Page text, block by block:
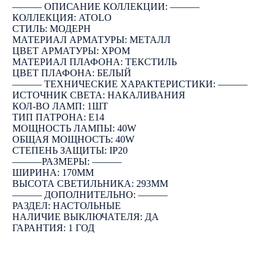
――― ОПИСАНИЕ КОЛЛЕКЦИИ: ―――
КОЛЛЕКЦИЯ: ATOLO
СТИЛЬ: МОДЕРН
МАТЕРИАЛ АРМАТУРЫ: МЕТАЛЛ
ЦВЕТ АРМАТУРЫ: ХРОМ
МАТЕРИАЛ ПЛАФОНА: ТЕКСТИЛЬ
ЦВЕТ ПЛАФОНА: БЕЛЫЙ
――― ТЕХНИЧЕСКИЕ ХАРАКТЕРИСТИКИ: ―――
ИСТОЧНИК СВЕТА: НАКАЛИВАНИЯ
КОЛ-ВО ЛАМП: 1ШТ
ТИП ПАТРОНА: E14
МОЩНОСТЬ ЛАМПЫ: 40W
ОБЩАЯ МОЩНОСТЬ: 40W
СТЕПЕНЬ ЗАЩИТЫ: IP20
―――РАЗМЕРЫ: ―――
ШИРИНА: 170ММ
ВЫСОТА СВЕТИЛЬНИКА: 293ММ
――― ДОПОЛНИТЕЛЬНО: ―――
РАЗДЕЛ: НАСТОЛЬНЫЕ
НАЛИЧИЕ ВЫКЛЮЧАТЕЛЯ: ДА
ГАРАНТИЯ: 1 ГОД